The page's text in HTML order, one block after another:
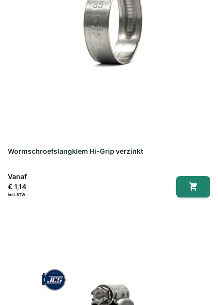
Wormschroefslangklem Hi-Grip verzinkt
Vanaf
€ 1,14